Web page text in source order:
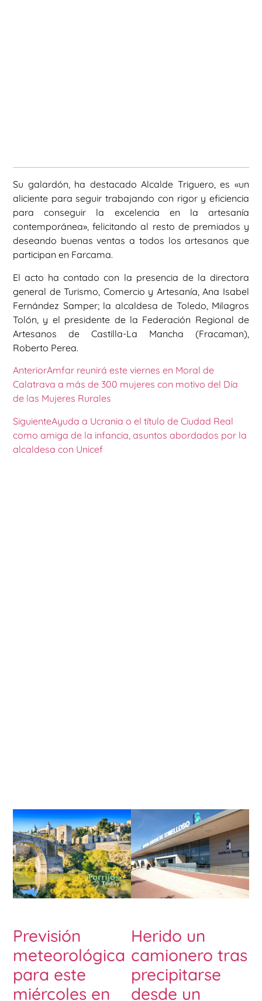
Su galardón, ha destacado Alcalde Triguero, es «un
aliciente para seguir trabajando con rigor y eficiencia
para conseguir la excelencia en la artesanía
contemporánea», felicitando al resto de premiados y
deseando buenas ventas a todos los artesanos que
participan en Farcama.
El acto ha contado con la presencia de la directora
general de Turismo, Comercio y Artesanía, Ana Isabel
Fernández Samper; la alcaldesa de Toledo, Milagros
Tolón, y el presidente de la Federación Regional de
Artesanos de Castilla-La Mancha (Fracaman),
Roberto Perea.
AnteriorAmfar reunirá este viernes en Moral de
Calatrava a más de 300 mujeres con motivo del Día
de las Mujeres Rurales
SiguienteAyuda a Ucrania o el título de Ciudad Real
como amiga de la infancia, asuntos abordados por la
alcaldesa con Unicef
Previsión
meteorológica
para este
miércoles en
Herido un
camionero tras
precipitarse
desde un